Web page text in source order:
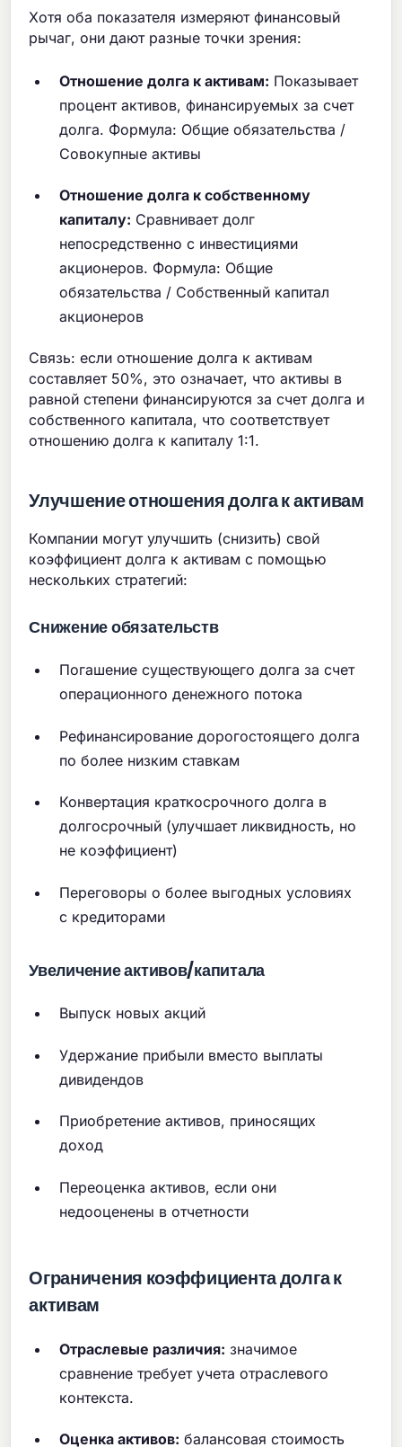
Хотя оба показателя измеряют финансовый
рычаг, они дают разные точки зрения:
Отношение долга к активам: Показывает
процент активов, финансируемых за счет
долга. Формула: Общие обязательства /
Совокупные активы
Отношение долга к собственному
капиталу: Сравнивает долг
непосредственно с инвестициями
акционеров. Формула: Общие
обязательства / Собственный капитал
акционеров
Связь: если отношение долга к активам
составляет 50%, это означает, что активы в
равной степени финансируются за счет долга и
собственного капитала, что соответствует
отношению долга к капиталу 1:1.
Улучшение отношения долга к активам
Компании могут улучшить (снизить) свой
коэффициент долга к активам с помощью
нескольких стратегий:
Снижение обязательств
Погашение существующего долга за счет
операционного денежного потока
Рефинансирование дорогостоящего долга
по более низким ставкам
Конвертация краткосрочного долга в
долгосрочный (улучшает ликвидность, но
не коэффициент)
Переговоры о более выгодных условиях
с кредиторами
Увеличение активов/капитала
Выпуск новых акций
Удержание прибыли вместо выплаты
дивидендов
Приобретение активов, приносящих
доход
Переоценка активов, если они
недооценены в отчетности
Ограничения коэффициента долга к
активам
Отраслевые различия: значимое
сравнение требует учета отраслевого
контекста.
Оценка активов: балансовая стоимость